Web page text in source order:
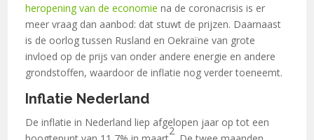
heropening van de economie na de coronacrisis is er
meer vraag dan aanbod: dat stuwt de prijzen. Daarnaast
is de oorlog tussen Rusland en Oekraïne van grote
invloed op de prijs van onder andere energie en andere
grondstoffen, waardoor de inflatie nog verder toeneemt.
Inflatie Nederland
De inflatie in Nederland liep afgelopen jaar op tot een
2